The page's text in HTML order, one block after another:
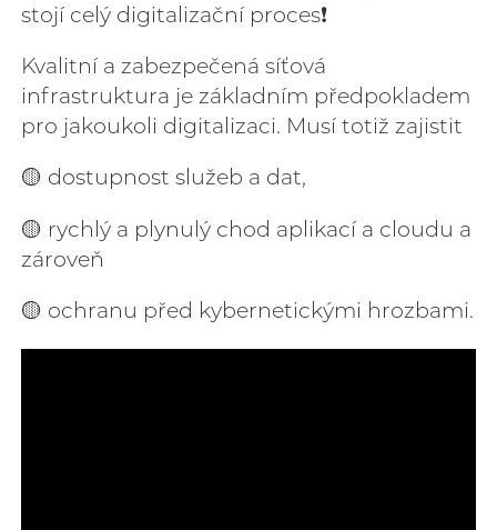
stojí celý digitalizační proces❗
Kvalitní a zabezpečená síťová
infrastruktura je základním předpokladem
pro jakoukoli digitalizaci. Musí totiž zajistit
🟡 dostupnost služeb a dat,
🟡 rychlý a plynulý chod aplikací a cloudu a
zároveň
🟡 ochranu před kybernetickými hrozbami.